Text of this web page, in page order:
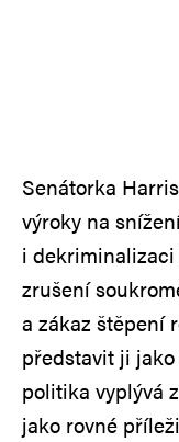
Senátorka
výroky na
i dekriminalizaci
zrušení
a zákaz štěpení
představit ji
politika vyplývá
jako rovné